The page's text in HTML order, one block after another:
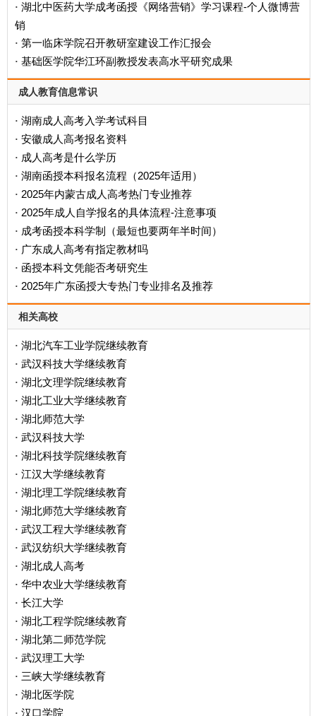
· 湖北中医药大学成考函授《网络营销》学习课程-个人微博营
销
· 第一临床学院召开教研室建设工作汇报会
· 基础医学院华江环副教授发表高水平研究成果
成人教育信息常识
· 湖南成人高考入学考试科目
· 安徽成人高考报名资料
· 成人高考是什么学历
· ‌湖南函授本科报名流程（2025年适用）‌
· 2025年内蒙古成人高考热门专业推荐
· 2025年成人自学报名的具体流程-注意事项
· 成考函授本科学制（最短也要两年半时间）
· 广东成人高考有指定教材吗
· 函授本科文凭能否考研究生
· 2025年广东函授大专热门专业排名及推荐
相关高校
· 湖北汽车工业学院继续教育
· 武汉科技大学继续教育
· 湖北文理学院继续教育
· 湖北工业大学继续教育
· 湖北师范大学
· 武汉科技大学
· 湖北科技学院继续教育
· 江汉大学继续教育
· 湖北理工学院继续教育
· 湖北师范大学继续教育
· 武汉工程大学继续教育
· 武汉纺织大学继续教育
· 湖北成人高考
· 华中农业大学继续教育
· 长江大学
· 湖北工程学院继续教育
· 湖北第二师范学院
· 武汉理工大学
· 三峡大学继续教育
· 湖北医学院
· 汉口学院